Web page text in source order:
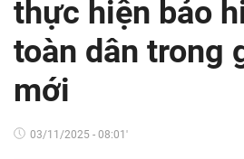
thực hiện bảo
toàn dân trong
mới
03/11/2025 - 08:01'